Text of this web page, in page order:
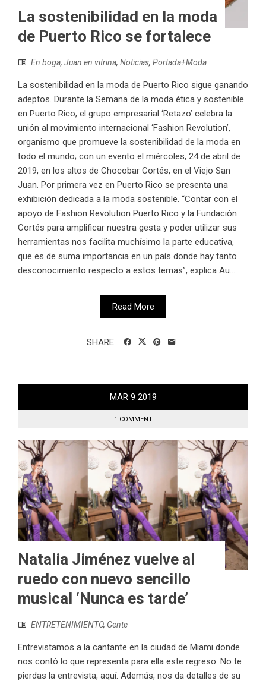
La sostenibilidad en la moda
de Puerto Rico se fortalece
En boga, Juan en vitrina, Noticias, Portada+Moda
La sostenibilidad en la moda de Puerto Rico sigue ganando
adeptos. Durante la Semana de la moda ética y sostenible
en Puerto Rico, el grupo empresarial ‘Retazo’ celebra la
unión al movimiento internacional ‘Fashion Revolution’,
organismo que promueve la sostenibilidad de la moda en
todo el mundo; con un evento el miércoles, 24 de abril de
2019, en los altos de Chocobar Cortés, en el Viejo San
Juan. Por primera vez en Puerto Rico se presenta una
exhibición dedicada a la moda sostenible. “Contar con el
apoyo de Fashion Revolution Puerto Rico y la Fundación
Cortés para amplificar nuestra gesta y poder utilizar sus
herramientas nos facilita muchísimo la parte educativa,
que es de suma importancia en un país donde hay tanto
desconocimiento respecto a estos temas”, explica Au...
Read More
SHARE
MAR 9 2019
1 COMMENT
Natalia Jiménez vuelve al
ruedo con nuevo sencillo
musical ‘Nunca es tarde’
ENTRETENIMIENTO, Gente
Entrevistamos a la cantante en la ciudad de Miami donde
nos contó lo que representa para ella este regreso. No te
pierdas la entrevista, aquí. Además, nos da detalles de su